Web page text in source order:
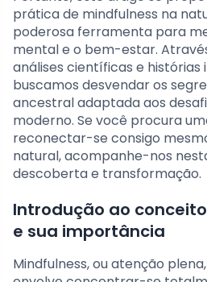
prática de mindfulness na
poderosa ferramenta para
mental e o bem-estar.
análises científicas e histórias
buscamos desvendar os
ancestral adaptada aos
moderno. Se você procura
reconectar-se consigo
natural, acompanhe-nos
descoberta e transformação.
Introdução ao
e sua importância
Mindfulness, ou atenção